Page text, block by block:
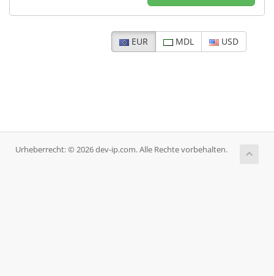
EUR MDL USD
Urheberrecht: © 2026 dev-ip.com. Alle Rechte vorbehalten.